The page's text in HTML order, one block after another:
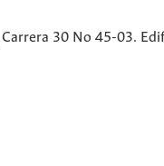
30 No 45-03.